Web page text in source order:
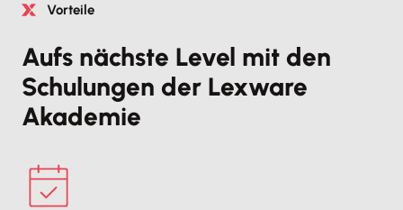
Vorteile
Aufs nächste Level mit den
Schulungen der Lexware
Akademie